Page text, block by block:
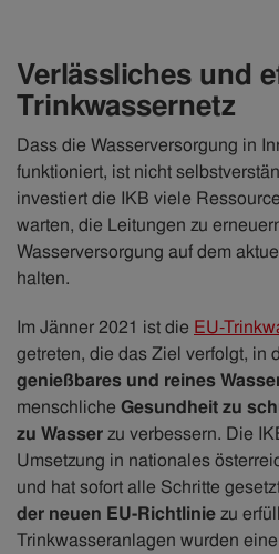
Verlässliches und
Trinkwassernetz
Dass die Wasserversorgung in
funktioniert, ist nicht
investiert die IKB viele
warten, die Leitungen zu
Wasserversorgung auf dem
halten.
Im Jänner 2021 ist die EU-
getreten, die das Ziel verfolgt, in
genießbares und reines
menschliche Gesundheit zu
zu Wasserzu verbessern. Die
Umsetzung in nationales
und hat sofort alle Schritte
der neuen EU-Richtliniezu
Trinkwasseranlagen wurden